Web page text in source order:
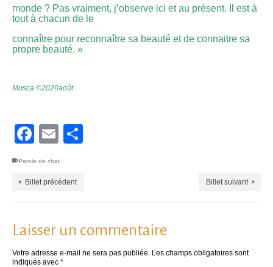
monde ? Pas vraiment, j’observe ici et au présent. Il est à
tout à chacun de le
connaître pour reconnaître sa beauté et de connaitre sa
propre beauté. »
Musca ©2020août
Facebook
Email
Parole de chat
Billet précédent Billet suivant
Laisser un commentaire
Votre adresse e-mail ne sera pas publiée. Les champs obligatoires sont
indiqués avec *